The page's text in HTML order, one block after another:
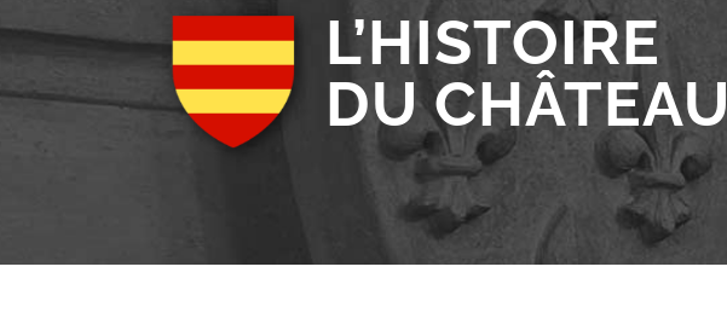
L’HISTOIRE
DU CHÂTEAU